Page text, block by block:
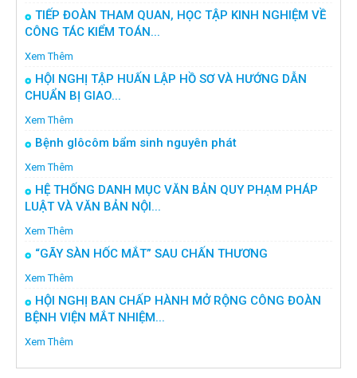
TIẾP ĐOÀN THAM QUAN, HỌC TẬP KINH NGHIỆM VỀ
CÔNG TÁC KIỂM TOÁN...
Xem Thêm
HỘI NGHỊ TẬP HUẤN LẬP HỒ SƠ VÀ HƯỚNG DẪN
CHUẨN BỊ GIAO...
Xem Thêm
Bệnh glôcôm bẩm sinh nguyên phát
Xem Thêm
HỆ THỐNG DANH MỤC VĂN BẢN QUY PHẠM PHÁP
LUẬT VÀ VĂN BẢN NỘI...
Xem Thêm
“GÃY SÀN HỐC MẮT” SAU CHẤN THƯƠNG
Xem Thêm
HỘI NGHỊ BAN CHẤP HÀNH MỞ RỘNG CÔNG ĐOÀN
BỆNH VIỆN MẮT NHIỆM...
Xem Thêm